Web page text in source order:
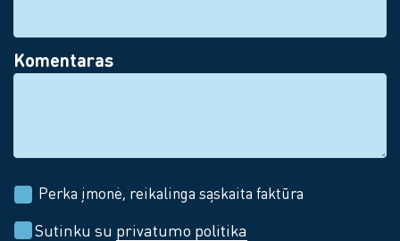
Komentaras
Perka įmonė, reikalinga sąskaita faktūra
Sutinku su privatumo politika